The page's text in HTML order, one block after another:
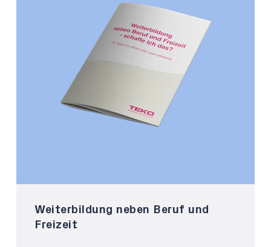
Weiterbildung neben Beruf und
Freizeit